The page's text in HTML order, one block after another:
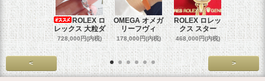
ROLEX ロ
レックス 大粒ダ
728,000円(内税)
OMEGA オメガ
リーフヴィ
178,000円(内税)
ROLEX ロレッ
クス スター
468,000円(内税)
ROLEX
クス
458,000円
< >